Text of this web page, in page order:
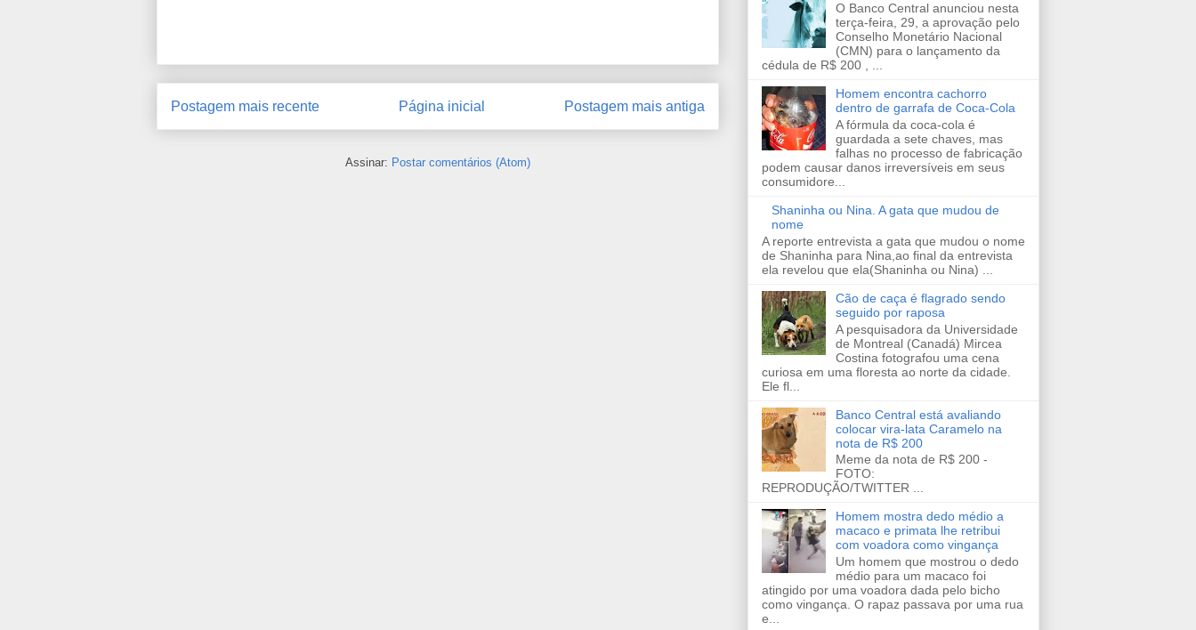
Postagem mais recente Postagem mais antiga
Página inicial
Assinar: Postar comentários (Atom)
O Banco Central anunciou nesta
terça-feira, 29, a aprovação pelo
Conselho Monetário Nacional
(CMN) para o lançamento da
cédula de R$ 200 , ...
Homem encontra cachorro
dentro de garrafa de Coca-Cola
A fórmula da coca-cola é
guardada a sete chaves, mas
falhas no processo de fabricação
podem causar danos irreversíveis em seus
consumidore...
Shaninha ou Nina. A gata que mudou de
nome
A reporte entrevista a gata que mudou o nome
de Shaninha para Nina,ao final da entrevista
ela revelou que ela(Shaninha ou Nina) ...
Cão de caça é flagrado sendo
seguido por raposa
A pesquisadora da Universidade
de Montreal (Canadá) Mircea
Costina fotografou uma cena
curiosa em uma floresta ao norte da cidade.
Ele fl...
Banco Central está avaliando
colocar vira-lata Caramelo na
nota de R$ 200
Meme da nota de R$ 200 -
FOTO:
REPRODUÇÃO/TWITTER ...
Homem mostra dedo médio a
macaco e primata lhe retribui
com voadora como vingança
Um homem que mostrou o dedo
médio para um macaco foi
atingido por uma voadora dada pelo bicho
como vingança. O rapaz passava por uma rua
e...